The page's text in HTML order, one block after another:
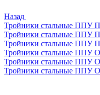
Назад
Тройники стальные ППУ
Тройники стальные ППУ
Тройники стальные ППУ
Тройники стальные ППУ
Тройники стальные ППУ
Тройники стальные ППУ